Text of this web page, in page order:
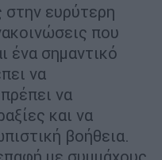
στην ευρύτερη
που
ένα σημαντικό
να
να
και να
βοήθεια.